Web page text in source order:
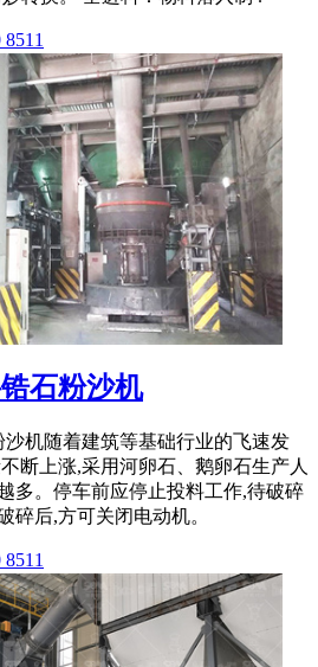
石粉沙机
沙机随着建筑等基础行业的飞速发
断上涨,采用河卵石、鹅卵石生产人
多。停车前应停止投料工作,待破碎
碎后,方可关闭电动机。